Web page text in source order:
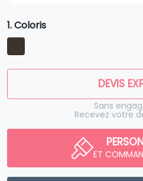
1. Coloris
DEVIS
Sans
Recevez votre
ET